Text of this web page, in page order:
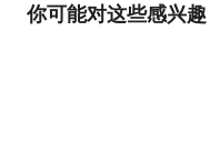
你可能对这些感兴趣